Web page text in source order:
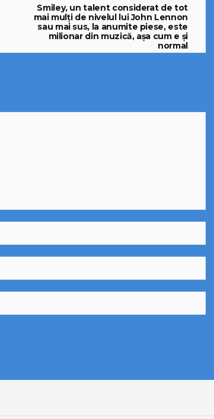
Smiley, un talent considerat de tot
mai mulți de nivelul lui John Lennon
sau mai sus, la anumite piese, este
milionar din muzică, așa cum e și
normal